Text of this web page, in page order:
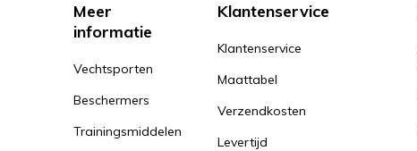
Meer
informatie
Vechtsporten
Beschermers
Trainingsmiddelen
Klantenservice
Klantenservice
Maattabel
Verzendkosten
Levertijd